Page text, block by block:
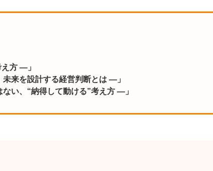
方 ―」
来を設計する経営判断とは ―」
い、“納得して動ける”考え方 ―」